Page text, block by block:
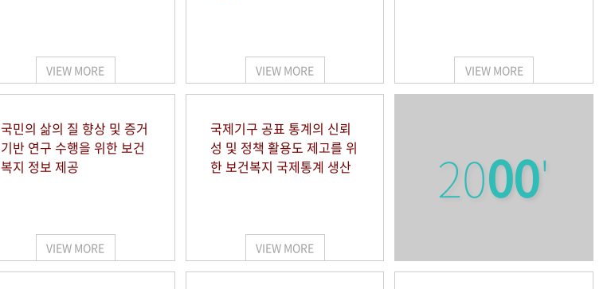
VIEW MORE VIEW MORE VIEW MORE
국민의 삶의 질 향상 및 증거
기반 연구 수행을 위한 보건
복지 정보 제공
VIEW MORE
국제기구 공표 통계의 신뢰
성 및 정책 활용도 제고를 위
한 보건복지 국제통계 생산
VIEW MORE
2000'